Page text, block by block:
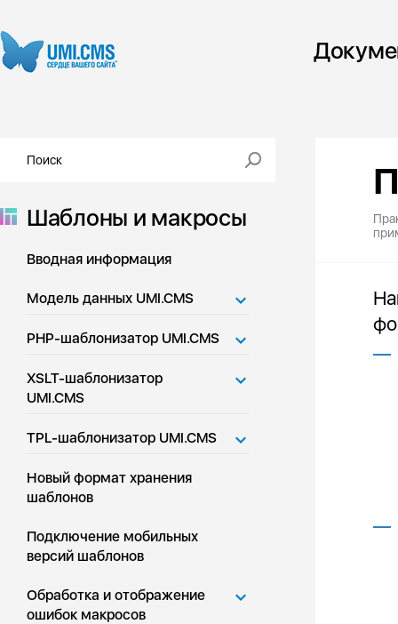
Шаблоны и макросы
Вводная информация
Модель данных UMI.CMS
PHP-шаблонизатор UMI.CMS
XSLT-шаблонизатор
UMI.CMS
TPL-шаблонизатор UMI.CMS
Новый формат хранения
шаблонов
Подключение мобильных
версий шаблонов
Обработка и отображение
ошибок макросов